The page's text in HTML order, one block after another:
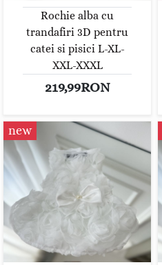
Rochie alba cu
trandafiri 3D pentru
catei si pisici L-XL-
XXL-XXXL
219,99RON
new